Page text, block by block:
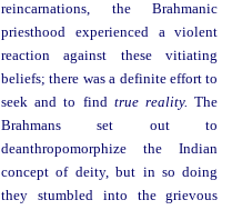
reincarnations, the Brahmanic
priesthood experienced a violent
reaction against these vitiating
beliefs; there was a definite effort to
seek and to find true reality. The
Brahmans set out to
deanthropomorphize the Indian
concept of deity, but in so doing
they stumbled into the grievous